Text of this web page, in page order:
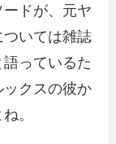
ドが、元ヤ
いては雑誌
っているた
クスの彼か
。​